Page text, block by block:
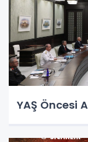
YAŞ Öncesi